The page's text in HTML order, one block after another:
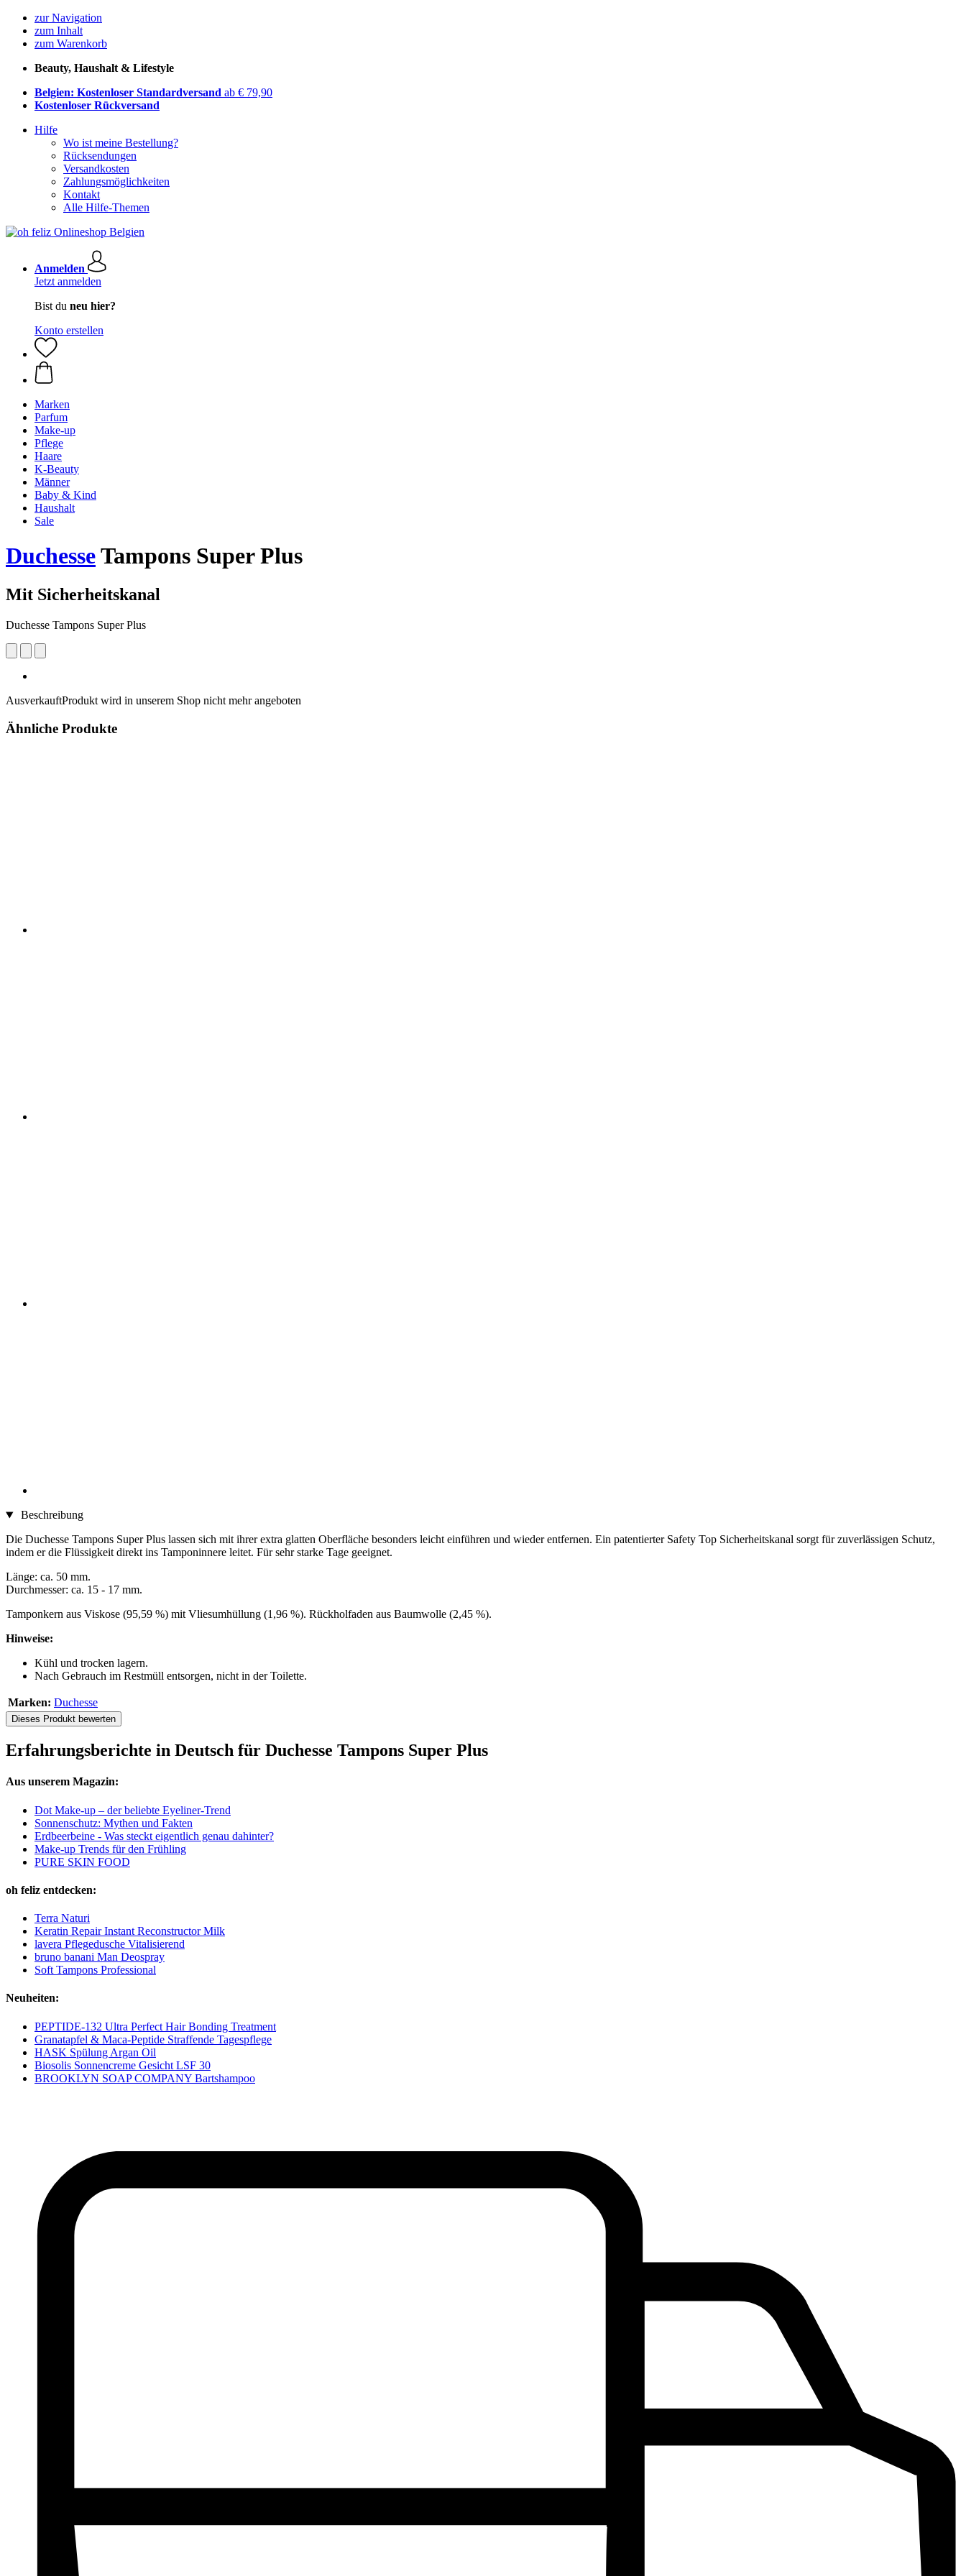
zur Navigation
zum Inhalt
zum Warenkorb
Beauty, Haushalt & Lifestyle
Belgien: Kostenloser Standardversand ab € 79,90
Kostenloser Rückversand
Hilfe
Wo ist meine Bestellung?
Rücksendungen
Versandkosten
Zahlungsmöglichkeiten
Kontakt
Alle Hilfe-Themen
Anmelden
Jetzt anmelden
Bist du neu hier?
Konto erstellen
Marken
Parfum
Make-up
Pflege
Haare
K-Beauty
Männer
Baby & Kind
Haushalt
Sale
DuchesseTampons Super Plus
Mit Sicherheitskanal
Duchesse Tampons Super Plus
AusverkauftProdukt wird in unserem Shop nicht mehr angeboten
Ähnliche Produkte
Beschreibung
Die Duchesse Tampons Super Plus lassen sich mit ihrer extra glatten Oberfläche besonders leicht einführen und wieder entfernen. Ein patentierter Safety Top Sicherheitskanal sorgt für zuverlässigen Schutz,
indem er die Flüssigkeit direkt ins Tamponinnere leitet. Für sehr starke Tage geeignet.
Länge: ca. 50 mm.
Durchmesser: ca. 15 - 17 mm.
Tamponkern aus Viskose (95,59 %) mit Vliesumhüllung (1,96 %). Rückholfaden aus Baumwolle (2,45 %).
Hinweise:
Kühl und trocken lagern.
Nach Gebrauch im Restmüll entsorgen, nicht in der Toilette.
Marken: Duchesse
Dieses Produkt bewerten
Erfahrungsberichte in Deutsch für Duchesse Tampons Super Plus
Aus unserem Magazin:
Dot Make-up – der beliebte Eyeliner-Trend
Sonnenschutz: Mythen und Fakten
Erdbeerbeine - Was steckt eigentlich genau dahinter?
Make-up Trends für den Frühling
PURE SKIN FOOD
oh feliz entdecken:
Terra Naturi
Keratin Repair Instant Reconstructor Milk
lavera Pflegedusche Vitalisierend
bruno banani Man Deospray
Soft Tampons Professional
Neuheiten:
PEPTIDE-132 Ultra Perfect Hair Bonding Treatment
Granatapfel & Maca-Peptide Straffende Tagespflege
HASK Spülung Argan Oil
Biosolis Sonnencreme Gesicht LSF 30
BROOKLYN SOAP COMPANY Bartshampoo